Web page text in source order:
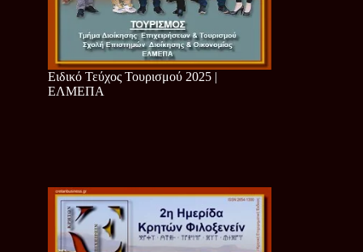
Ειδικό Τεύχος Τουρισμού 2025 |
ΕΛΜΕΠΑ